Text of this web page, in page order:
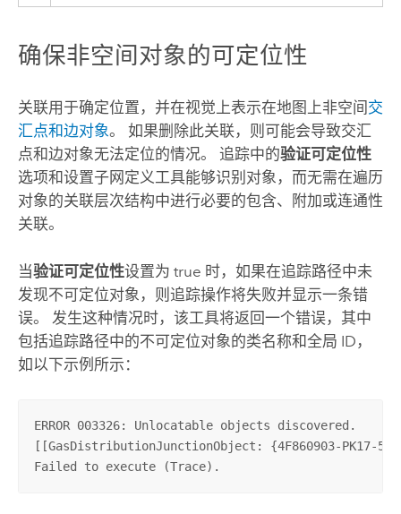
确保非空间对象的可定位性
关联用于确定位置，并在视觉上表示在地图上非空间 交
汇点和边对象。 如果删除此关联，则可能会导致交汇
点和边对象无法定位的情况。 追踪中的验证可定位性
选项和设置子网定义工具能够识别对象，而无需在遍历
对象的关联层次结构中进行必要的包含、附加或连通性
关联。
当验证可定位性设置为 true 时，如果在追踪路径中未
发现不可定位对象，则追踪操作将失败并显示一条错
误。 发生这种情况时，该工具将返回一个错误，其中
包括追踪路径中的不可定位对象的类名称和全局 ID，
如以下示例所示：
ERROR 003326: Unlocatable objects discovered.
[[GasDistributionJunctionObject: {4F860903-PK17-
Failed to execute (Trace).